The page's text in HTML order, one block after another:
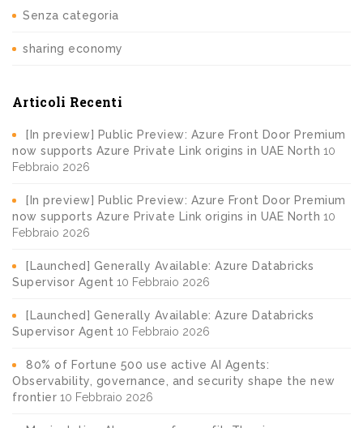
Senza categoria
sharing economy
Articoli Recenti
[In preview] Public Preview: Azure Front Door Premium
now supports Azure Private Link origins in UAE North 10
Febbraio 2026
[In preview] Public Preview: Azure Front Door Premium
now supports Azure Private Link origins in UAE North 10
Febbraio 2026
[Launched] Generally Available: Azure Databricks
Supervisor Agent 10 Febbraio 2026
[Launched] Generally Available: Azure Databricks
Supervisor Agent 10 Febbraio 2026
80% of Fortune 500 use active AI Agents:
Observability, governance, and security shape the new
frontier 10 Febbraio 2026